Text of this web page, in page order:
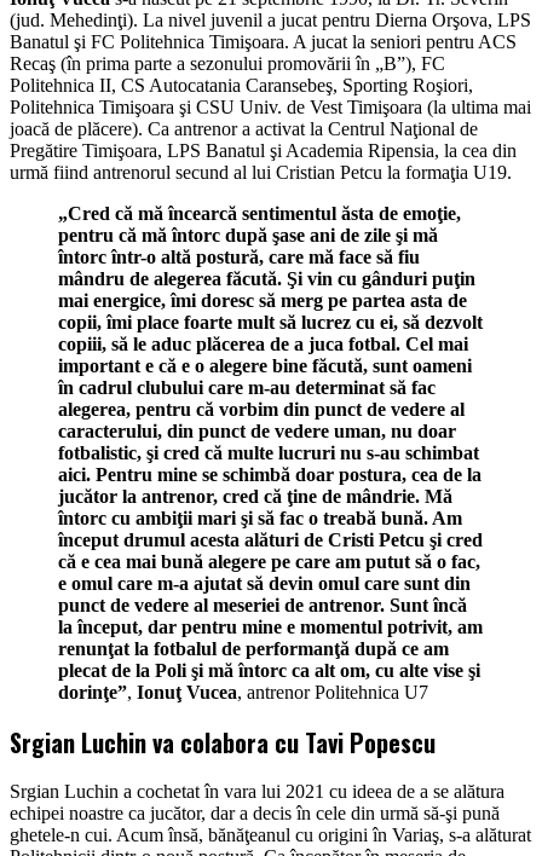
(jud. Mehedinţi). La nivel juvenil a jucat pentru Dierna Orşova, LPS
Banatul şi FC Politehnica Timişoara. A jucat la seniori pentru ACS
Recaş (în prima parte a sezonului promovării în „B”), FC
Politehnica II, CS Autocatania Caransebeş, Sporting Roşiori,
Politehnica Timişoara şi CSU Univ. de Vest Timişoara (la ultima mai
joacă de plăcere). Ca antrenor a activat la Centrul Naţional de
Pregătire Timişoara, LPS Banatul şi Academia Ripensia, la cea din
urmă fiind antrenorul secund al lui Cristian Petcu la formaţia U19.
„Cred că mă încearcă sentimentul ăsta de emoţie,
pentru că mă întorc după şase ani de zile şi mă
întorc într-o altă postură, care mă face să fiu
mândru de alegerea făcută. Şi vin cu gânduri puţin
mai energice, îmi doresc să merg pe partea asta de
copii, îmi place foarte mult să lucrez cu ei, să dezvolt
copiii, să le aduc plăcerea de a juca fotbal. Cel mai
important e că e o alegere bine făcută, sunt oameni
în cadrul clubului care m-au determinat să fac
alegerea, pentru că vorbim din punct de vedere al
caracterului, din punct de vedere uman, nu doar
fotbalistic, şi cred că multe lucruri nu s-au schimbat
aici. Pentru mine se schimbă doar postura, cea de la
jucător la antrenor, cred că ţine de mândrie. Mă
întorc cu ambiţii mari şi să fac o treabă bună. Am
început drumul acesta alături de Cristi Petcu şi cred
că e cea mai bună alegere pe care am putut să o fac,
e omul care m-a ajutat să devin omul care sunt din
punct de vedere al meseriei de antrenor. Sunt încă
la început, dar pentru mine e momentul potrivit, am
renunţat la fotbalul de performanţă după ce am
plecat de la Poli şi mă întorc ca alt om, cu alte vise şi
dorinţe”, Ionuţ Vucea, antrenor Politehnica U7
Srgian Luchin va colabora cu Tavi Popescu
Srgian Luchin a cochetat în vara lui 2021 cu ideea de a se alătura
echipei noastre ca jucător, dar a decis în cele din urmă să-şi pună
ghetele-n cui. Acum însă, bănăţeanul cu origini în Variaş, s-a alăturat